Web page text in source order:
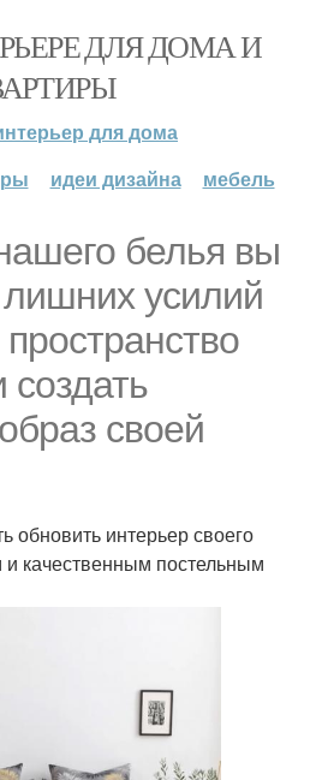
ДЛЯ ДОМА И
для дома
идеи дизайна мебель
белья вы
усилий
создать
своей
обновить интерьер своего
качественным постельным